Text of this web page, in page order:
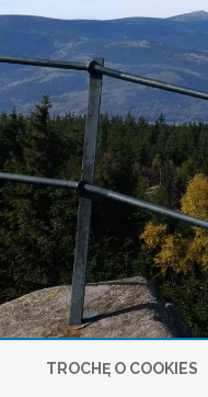
TROCHĘ O COOKIES